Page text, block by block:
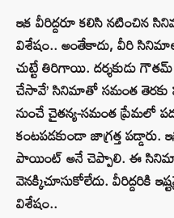
ఇక వీరిద్దరూ కలిసి నటించిన
విశేషం.. అంతేకాదు, వీరి
చుట్టే తిరిగాయి. దర్శకుడు
చేసావే’ సినిమాతో సమంత
నుంచే చైతన్య-సమంత
కంటపడకుండా జాగ్రత్త
పాయింట్ అనే చెప్పాలి. ఈ సినిమా
వెనక్కిచూసుకోలేదు.
విశేషం..